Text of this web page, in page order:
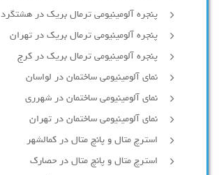
پنجره آلومینیومی ترمال بریک در هشتگرد
پنجره آلومینیومی ترمال بریک در تهران
پنجره آلومینیومی ترمال بریک در کرج
نمای آلومینیومی ساختمان در لواسان
نمای آلومینیومی ساختمان در شهرری
نمای آلومینیومی ساختمان در تهران
استرچ متال و پانچ متال در کمالشهر
استرچ متال و پانچ متال در حصارك